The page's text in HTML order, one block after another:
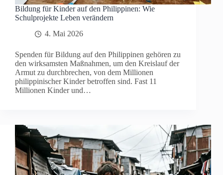
Bildung für Kinder auf den Philippinen: Wie
Schulprojekte Leben verändern
4. Mai 2026
Spenden für Bildung auf den Philippinen gehören zu
den wirksamsten Maßnahmen, um den Kreislauf der
Armut zu durchbrechen, von dem Millionen
philippinischer Kinder betroffen sind. Fast 11
Millionen Kinder und…